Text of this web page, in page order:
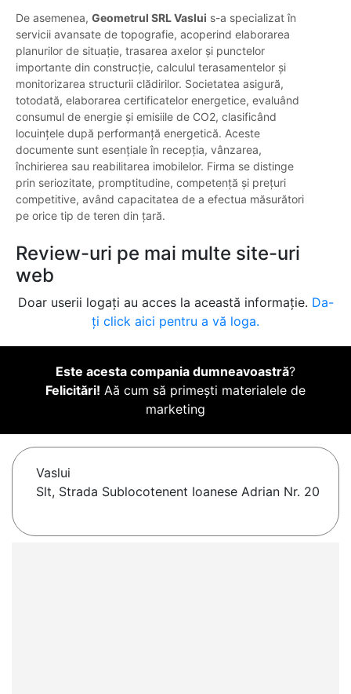
De asemenea, Geometrul SRL Vaslui s-a specializat în
servicii avansate de topografie, acoperind elaborarea
planurilor de situație, trasarea axelor și punctelor
importante din construcție, calculul terasamentelor și
monitorizarea structurii clădirilor. Societatea asigură,
totodată, elaborarea certificatelor energetice, evaluând
consumul de energie și emisiile de CO2, clasificând
locuințele după performanță energetică. Aceste
documente sunt esențiale în recepția, vânzarea,
închirierea sau reabilitarea imobilelor. Firma se distinge
prin seriozitate, promptitudine, competență și prețuri
competitive, având capacitatea de a efectua măsurători
pe orice tip de teren din țară.
Review-uri pe mai multe site-uri
web
Doar userii logați au acces la această informație. Da-
ți click aici pentru a vă loga.
Este acesta compania dumneavoastră?
Felicitări! Aă cum să primești materialele de
marketing
Vaslui
Slt, Strada Sublocotenent Ioanese Adrian Nr. 20